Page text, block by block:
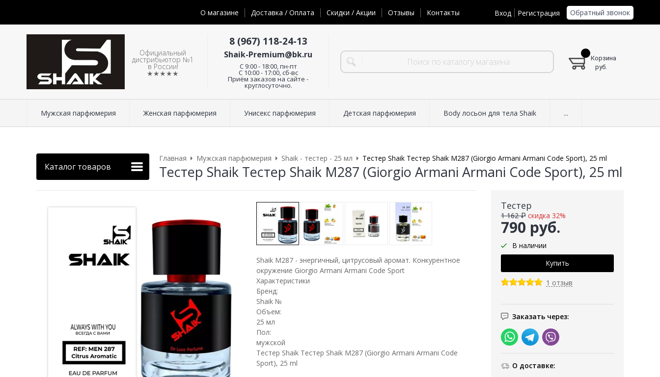
О магазине Доставка / Оплата Скидки / Акции Отзывы Контакты Вход Регистрация Обратный звонок
Официальный
дистрибьютор №1
в России!
★★★★★
8 (967) 118-24-13
Shaik-Premium@bk.ru
C 9:00 - 18:00, пн-пт
С 10:00 - 17:00, сб-вс
Приём заказов на сайте -
круглосуточно.
Корзина
руб.
Мужская парфюмерия Женская парфюмерия Унисекс парфюмерия Детская парфюмерия Body лосьон для тела Shaik ...
Каталог товаров
Главная Мужская парфюмерия Shaik - тестер - 25 мл Тестер Shaik Тестер Shaik M287 (Giorgio Armani Armani Code Sport), 25 ml
Тестер Shaik Тестер Shaik M287 (Giorgio Armani Armani Code Sport), 25 ml
Тестер
790 руб.
1 162 ₽ скидка 32%
В наличии
1 отзыв
Заказать через:
О доставке:
Shaik M287 - энергичный, цитрусовый аромат. Конкурентное
окружение Giorgio Armani Armani Code Sport
Характеристики
Бренд:
Shaik №
Объем:
25 мл
Пол:
мужской
Тестер Shaik Тестер Shaik M287 (Giorgio Armani Armani Code
Sport), 25 ml